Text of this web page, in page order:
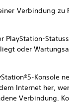
Verbindung zu
PlayStation-
oder
Konsole
Internet her,
Verbindung.